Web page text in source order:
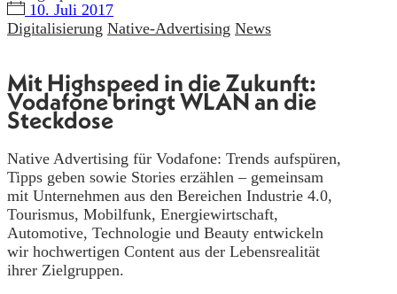
10. Juli 2017
Digitalisierung Native-Advertising News
Mit Highspeed in die Zukunft:
Vodafone bringt WLAN an die
Steckdose
Native Advertising für Vodafone: Trends aufspüren,
Tipps geben sowie Stories erzählen – gemeinsam
mit Unternehmen aus den Bereichen Industrie 4.0,
Tourismus, Mobilfunk, Energiewirtschaft,
Automotive, Technologie und Beauty entwickeln
wir hochwertigen Content aus der Lebensrealität
ihrer Zielgruppen.